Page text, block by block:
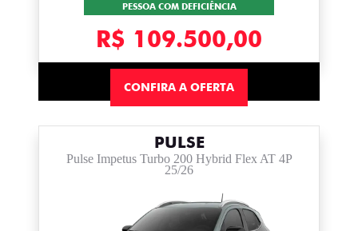
PESSOA COM DEFICIÊNCIA
R$ 109.500,00
CONFIRA A OFERTA
PULSE
Pulse Impetus Turbo 200 Hybrid Flex AT 4P
25/26